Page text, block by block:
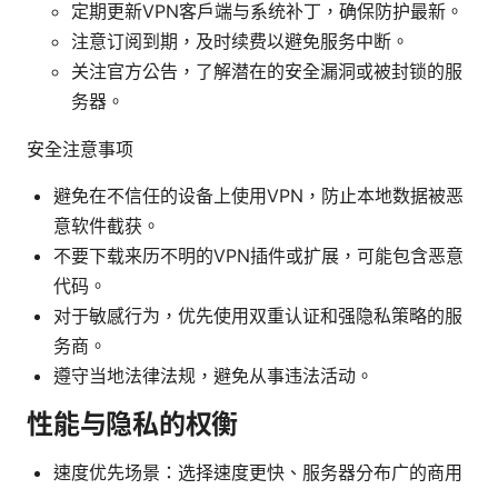
定期更新VPN客户端与系统补丁，确保防护最新。
注意订阅到期，及时续费以避免服务中断。
关注官方公告，了解潜在的安全漏洞或被封锁的服
务器。
安全注意事项
避免在不信任的设备上使用VPN，防止本地数据被恶
意软件截获。
不要下载来历不明的VPN插件或扩展，可能包含恶意
代码。
对于敏感行为，优先使用双重认证和强隐私策略的服
务商。
遵守当地法律法规，避免从事违法活动。
性能与隐私的权衡
速度优先场景：选择速度更快、服务器分布广的商用